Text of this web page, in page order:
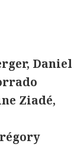
Daniel
Ziadé,